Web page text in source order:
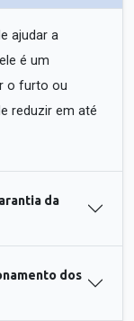
ajudar a
é um
o furto ou
reduzir em até
da
dos